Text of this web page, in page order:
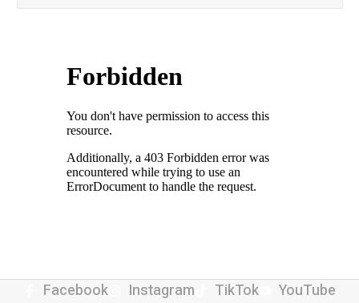
Facebook Instagram TikTok YouTube